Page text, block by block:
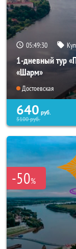
05:49:29
1-дневный тур
«Шарм»
Достоевская
640 руб.
5100руб.
-50%